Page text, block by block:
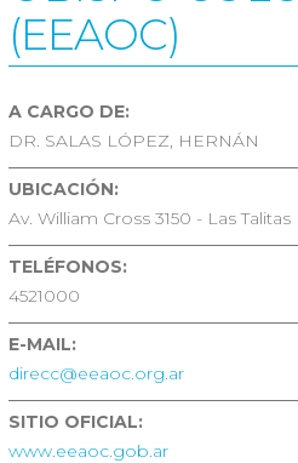
(EEAOC)
A CARGO DE:
DR. SALAS LÓPEZ, HERNÁN
UBICACIÓN:
Av. William Cross 3150 - Las Talitas
TELÉFONOS:
4521000
E-MAIL:
direcc@eeaoc.org.ar
SITIO OFICIAL:
www.eeaoc.gob.ar